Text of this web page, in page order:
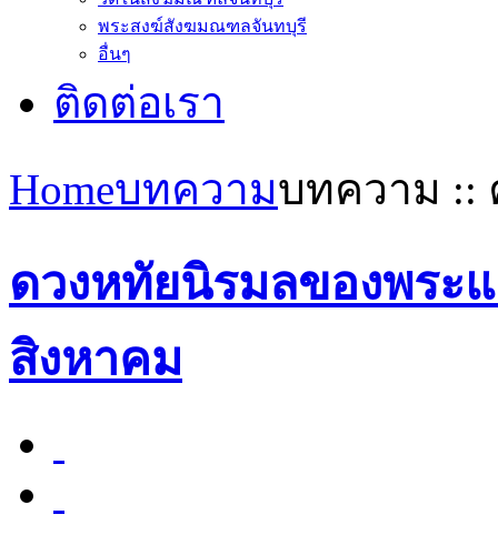
พระสงฆ์สังฆมณฑลจันทบุรี
อื่นๆ
ติดต่อเรา
Homeบทความบทความ ::
ดวงหทัยนิรมลของพระ
สิงหาคม